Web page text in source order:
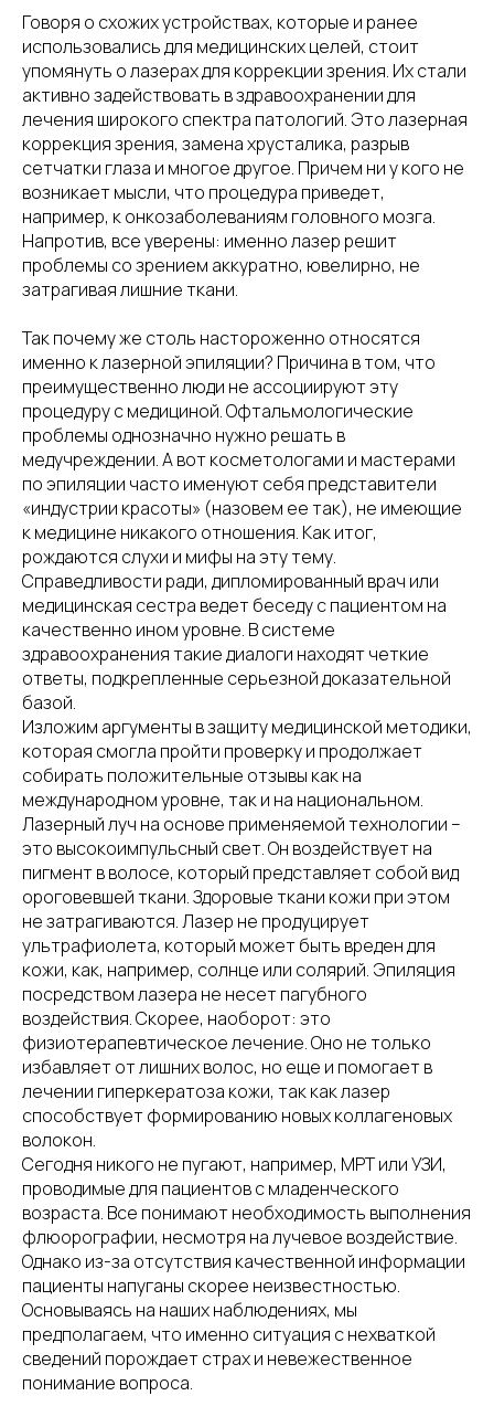
Говоря о схожих устройствах, которые и ранее
использовались для медицинских целей, стоит
упомянуть о лазерах для коррекции зрения. Их стали
активно задействовать в здравоохранении для
лечения широкого спектра патологий. Это лазерная
коррекция зрения, замена хрусталика, разрыв
сетчатки глаза и многое другое. Причем ни у кого не
возникает мысли, что процедура приведет,
например, к онкозаболеваниям головного мозга.
Напротив, все уверены: именно лазер решит
проблемы со зрением аккуратно, ювелирно, не
затрагивая лишние ткани.
Так почему же столь настороженно относятся
именно к лазерной эпиляции? Причина в том, что
преимущественно люди не ассоциируют эту
процедуру с медициной. Офтальмологические
проблемы однозначно нужно решать в
медучреждении. А вот косметологами и мастерами
по эпиляции часто именуют себя представители
«индустрии красоты» (назовем ее так), не имеющие
к медицине никакого отношения. Как итог,
рождаются слухи и мифы на эту тему.
Справедливости ради, дипломированный врач или
медицинская сестра ведет беседу с пациентом на
качественно ином уровне. В системе
здравоохранения такие диалоги находят четкие
ответы, подкрепленные серьезной доказательной
базой.
Изложим аргументы в защиту медицинской методики,
которая смогла пройти проверку и продолжает
собирать положительные отзывы как на
международном уровне, так и на национальном.
Лазерный луч на основе применяемой технологии –
это высокоимпульсный свет. Он воздействует на
пигмент в волосе, который представляет собой вид
ороговевшей ткани. Здоровые ткани кожи при этом
не затрагиваются. Лазер не продуцирует
ультрафиолета, который может быть вреден для
кожи, как, например, солнце или солярий. Эпиляция
посредством лазера не несет пагубного
воздействия. Скорее, наоборот: это
физиотерапевтическое лечение. Оно не только
избавляет от лишних волос, но еще и помогает в
лечении гиперкератоза кожи, так как лазер
способствует формированию новых коллагеновых
волокон.
Сегодня никого не пугают, например, МРТ или УЗИ,
проводимые для пациентов с младенческого
возраста. Все понимают необходимость выполнения
флюорографии, несмотря на лучевое воздействие.
Однако из-за отсутствия качественной информации
пациенты напуганы скорее неизвестностью.
Основываясь на наших наблюдениях, мы
предполагаем, что именно ситуация с нехваткой
сведений порождает страх и невежественное
понимание вопроса.